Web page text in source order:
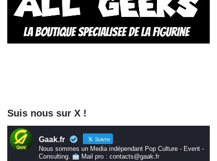
Suis nous sur X !
Gaak.fr Suivre
Nous sommes un Media indépendant Pop Culture - Event -
Consulting.
Mail pro : contacts@gaak.fr